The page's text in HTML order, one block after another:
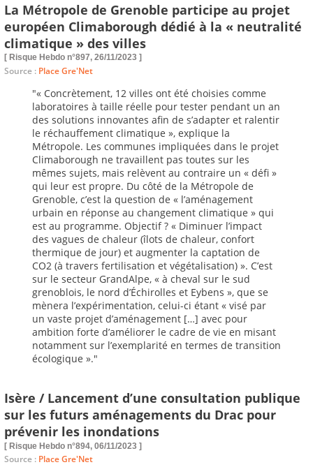
La Métropole de Grenoble participe au projet
européen Climaborough dédié à la « neutralité
climatique » des villes
[ Risque Hebdo n°897, 26/11/2023 ]
Source : Place Gre'Net
"« Concrètement, 12 villes ont été choisies comme
laboratoires à taille réelle pour tester pendant un an
des solutions innovantes afin de s’adapter et ralentir
le réchauffement climatique », explique la
Métropole. Les communes impliquées dans le projet
Climaborough ne travaillent pas toutes sur les
mêmes sujets, mais relèvent au contraire un « défi »
qui leur est propre. Du côté de la Métropole de
Grenoble, c’est la question de « l’aménagement
urbain en réponse au changement climatique » qui
est au programme. Objectif ? « Diminuer l’impact
des vagues de chaleur (îlots de chaleur, confort
thermique de jour) et augmenter la captation de
CO2 (à travers fertilisation et végétalisation) ». C’est
sur le secteur GrandAlpe, « à cheval sur le sud
grenoblois, le nord d’Échirolles et Eybens », que se
mènera l’expérimentation, celui-ci étant « visé par
un vaste projet d’aménagement […] avec pour
ambition forte d’améliorer le cadre de vie en misant
notamment sur l’exemplarité en termes de transition
écologique »."
Isère / Lancement d’une consultation publique
sur les futurs aménagements du Drac pour
prévenir les inondations
[ Risque Hebdo n°894, 06/11/2023 ]
Source : Place Gre'Net